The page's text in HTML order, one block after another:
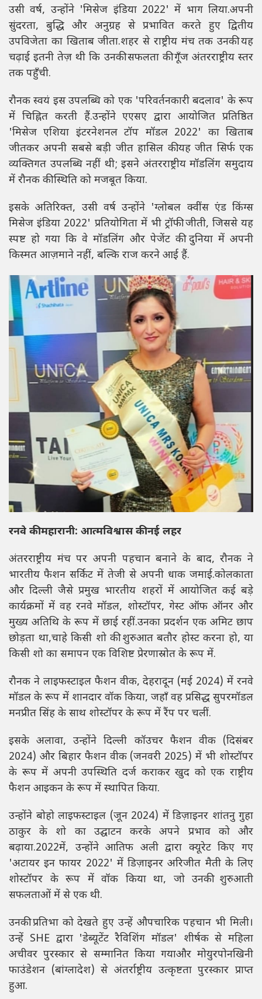
उसी वर्ष, उन्होंने 'मिसेज इंडिया 2022' में भाग लिया.अपनी
सुंदरता, बुद्धि और अनुग्रह से प्रभावित करते हुए द्वितीय
उपविजेता का खिताब जीता.शहर से राष्ट्रीय मंच तक उनकी यह
चढ़ाई इतनी तेज़ थी कि उनकी सफलता की गूँज अंतरराष्ट्रीय स्तर
तक पहुँची.
रौनक स्वयं इस उपलब्धि को एक 'परिवर्तनकारी बदलाव' के रूप
में चिह्नित करती हैं.उन्होंने एएसए द्वारा आयोजित प्रतिष्ठित
'मिसेज एशिया इंटरनेशनल टॉप मॉडल 2022' का खिताब
जीतकर अपनी सबसे बड़ी जीत हासिल की.यह जीत सिर्फ एक
व्यक्तिगत उपलब्धि नहीं थी; इसने अंतरराष्ट्रीय मॉडलिंग समुदाय
में रौनक की स्थिति को मजबूत किया.
इसके अतिरिक्त, उसी वर्ष उन्होंने 'ग्लोबल क्वींस एंड किंग्स
मिसेज इंडिया 2022' प्रतियोगिता में भी ट्रॉफी जीती, जिससे यह
स्पष्ट हो गया कि वे मॉडलिंग और पेजेंट की दुनिया में अपनी
किस्मत आज़माने नहीं, बल्कि राज करने आई हैं.
रनवे की महारानी: आत्मविश्वास की नई लहर
अंतरराष्ट्रीय मंच पर अपनी पहचान बनाने के बाद, रौनक ने
भारतीय फैशन सर्किट में तेजी से अपनी धाक जमाई.कोलकाता
और दिल्ली जैसे प्रमुख भारतीय शहरों में आयोजित कई बड़े
कार्यक्रमों में वह रनवे मॉडल, शोस्टॉपर, गेस्ट ऑफ ऑनर और
मुख्य अतिथि के रूप में छाई रहीं.उनका प्रदर्शन एक अमिट छाप
छोड़ता था,चाहे किसी शो की शुरुआत बतौर होस्ट करना हो, या
किसी शो का समापन एक विशिष्ट प्रेरणास्रोत के रूप में.
रौनक ने लाइफस्टाइल फैशन वीक, देहरादून (मई 2024) में रनवे
मॉडल के रूप में शानदार वॉक किया, जहाँ वह प्रसिद्ध सुपरमॉडल
मनप्रीत सिंह के साथ शोस्टॉपर के रूप में रैंप पर चलीं.
इसके अलावा, उन्होंने दिल्ली कॉउचर फैशन वीक (दिसंबर
2024) और बिहार फैशन वीक (जनवरी 2025) में भी शोस्टॉपर
के रूप में अपनी उपस्थिति दर्ज कराकर खुद को एक राष्ट्रीय
फैशन आइकन के रूप में स्थापित किया.
उन्होंने बोहो लाइफस्टाइल (जून 2024) में डिज़ाइनर शांतनु गुहा
ठाकुर के शो का उद्घाटन करके अपने प्रभाव को और
बढ़ाया.2022में, उन्होंने आतिफ अली द्वारा क्यूरेट किए गए
'अटायर इन फायर 2022' में डिज़ाइनर अरिजीत मैती के लिए
शोस्टॉपर के रूप में वॉक किया था, जो उनकी शुरुआती
सफलताओं में से एक थी.
उनकी प्रतिभा को देखते हुए उन्हें औपचारिक पहचान भी मिली।
उन्हें SHE द्वारा 'डेब्यूटेंट रैविशिंग मॉडल' शीर्षक से महिला
अचीवर पुरस्कार से सम्मानित किया गयाऔर मोयुरपोनखिनी
फाउंडेशन (बांग्लादेश) से अंतर्राष्ट्रीय उत्कृष्टता पुरस्कार प्राप्त
हुआ.